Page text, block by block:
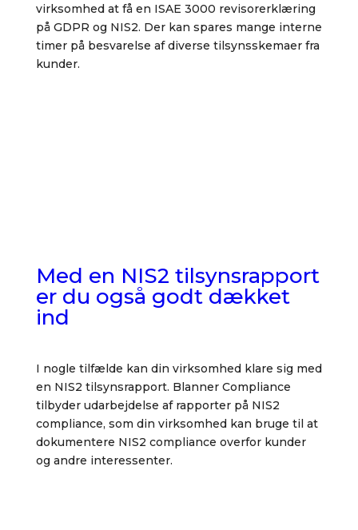
virksomhed at få en ISAE 3000 revisorerklæring
på GDPR og NIS2. Der kan spares mange interne
timer på besvarelse af diverse tilsynsskemaer fra
kunder.
Med en NIS2 tilsynsrapport
er du også godt dækket
ind
I nogle tilfælde kan din virksomhed klare sig med
en NIS2 tilsynsrapport. Blanner Compliance
tilbyder udarbejdelse af rapporter på NIS2
compliance, som din virksomhed kan bruge til at
dokumentere NIS2 compliance overfor kunder
og andre interessenter.